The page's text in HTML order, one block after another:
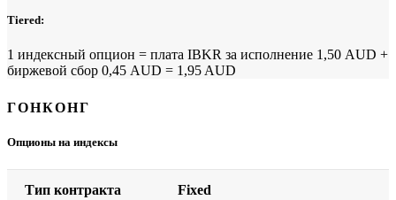
Tiered:
1 индексный опцион = плата IBKR за исполнение 1,50 AUD +
биржевой сбор 0,45 AUD = 1,95 AUD
ГОНКОНГ
Опционы на индексы
Тип контракта
Fixed